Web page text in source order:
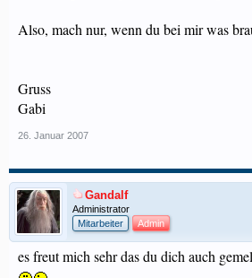
Also, mach nur, wenn du bei mir was
Gruss
Gabi
26. Januar 2007
Gandalf
Administrator
Mitarbeiter
Admin
es freut mich sehr das du dich auch